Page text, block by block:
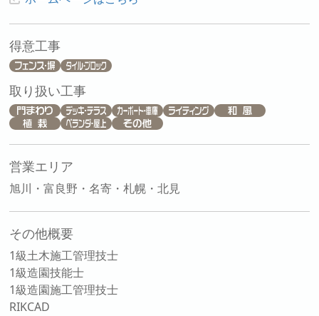
得意工事
取り扱い工事
営業エリア
旭川・富良野・名寄・札幌・北見
その他概要
1級土木施工管理技士
1級造園技能士
1級造園施工管理技士
RIKCAD